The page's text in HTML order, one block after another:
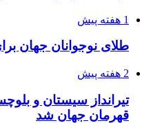
1 هفته پیش
طلای نوجوانان جهان
2 هفته پیش
تیرانداز سیستان و
قهرمان جهان شد